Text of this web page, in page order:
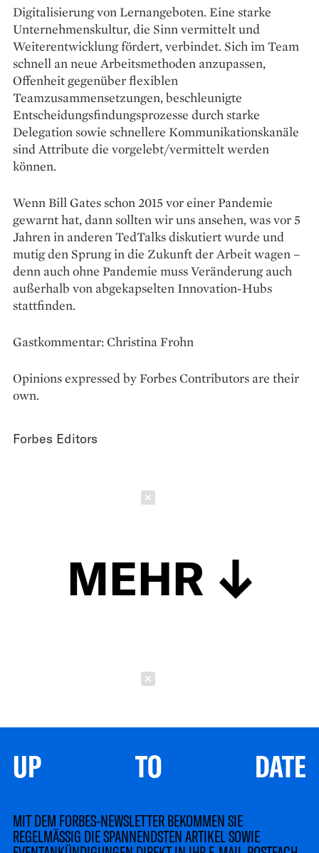
Digitalisierung von Lernangeboten. Eine starke
Unternehmenskultur, die Sinn vermittelt und
Weiterentwicklung fördert, verbindet. Sich im Team
schnell an neue Arbeitsmethoden anzupassen,
Offenheit gegenüber flexiblen
Teamzusammensetzungen, beschleunigte
Entscheidungsfindungsprozesse durch starke
Delegation sowie schnellere Kommunikationskanäle
sind Attribute die vorgelebt/vermittelt werden
können.
Wenn Bill Gates schon 2015 vor einer Pandemie
gewarnt hat, dann sollten wir uns ansehen, was vor 5
Jahren in anderen TedTalks diskutiert wurde und
mutig den Sprung in die Zukunft der Arbeit wagen –
denn auch ohne Pandemie muss Veränderung auch
außerhalb von abgekapselten Innovation-Hubs
stattfinden.
Gastkommentar: Christina Frohn
Opinions expressed by Forbes Contributors are their
own.
Forbes Editors
MEHR
UP TO DATE
MIT DEM FORBES-NEWSLETTER BEKOMMEN SIE
REGELMÄSSIG DIE SPANNENDSTEN ARTIKEL SOWIE